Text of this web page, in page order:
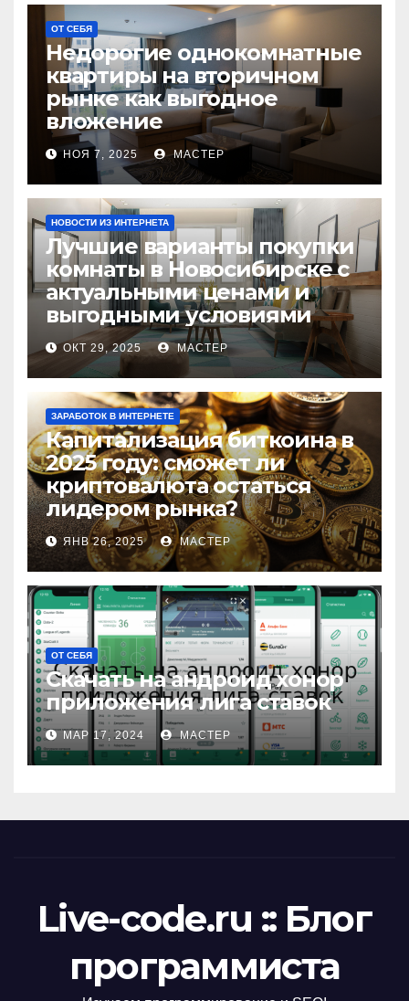
ОТ СЕБЯ
Недорогие однокомнатные
квартиры на вторичном
рынке как выгодное
вложение
НОЯ 7, 2025 МАСТЕР
НОВОСТИ ИЗ ИНТЕРНЕТА
Лучшие варианты покупки
комнаты в Новосибирске с
актуальными ценами и
выгодными условиями
ОКТ 29, 2025 МАСТЕР
ЗАРАБОТОК В ИНТЕРНЕТЕ
Капитализация биткоина в
2025 году: сможет ли
криптовалюта остаться
лидером рынка?
ЯНВ 26, 2025 МАСТЕР
ОТ СЕБЯ
Скачать на андроид хонор
приложения лига ставок
МАР 17, 2024 МАСТЕР
Live-code.ru :: Блог
программиста